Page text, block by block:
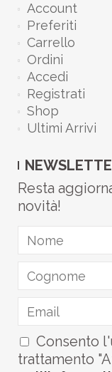
Account
Preferiti
Carrello
Ordini
Accedi
Registrati
Shop
Ultimi Arrivi
Resta
novità!
Consento
trattamento